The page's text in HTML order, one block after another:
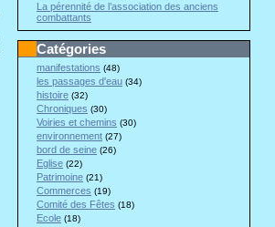
La pérennité de l’association des anciens
combattants
Catégories
manifestations (48)
les passages d'eau (34)
histoire (32)
Chroniques (30)
Voiries et chemins (30)
environnement (27)
bord de seine (26)
Eglise (22)
Patrimoine (21)
Commerces (19)
Comité des Fêtes (18)
Ecole (18)